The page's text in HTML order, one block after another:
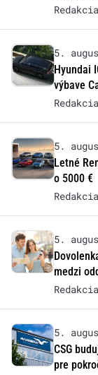
5.
Hyundai
výbave
5.
Letné
o 5000 €
5.
medzi
5.
CSG
pre